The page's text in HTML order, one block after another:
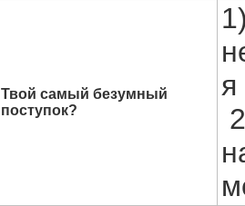
Твой самый безумный
поступок?
я